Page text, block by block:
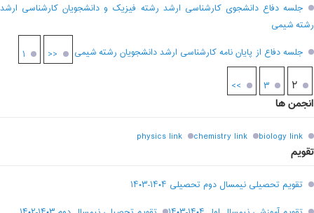
جلسه دفاع دانشجوی کارشناسی ارشد رشته فیزیک و دانشجویان کارشناسی ارشد
رشته شیمی
جلسه دفاع از پایان نامه کارشناسی ارشد دانشجویان رشته شیمی
<< ۱
۲ ۳ >>
انجمن ها
biology link
chemistry link
physics link
تقویم
تقویم تحصیلی نیمسال دوم تحصیلی ۱۴۰۴-۱۴۰۳